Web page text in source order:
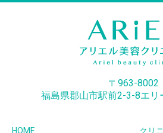
〒963-8002
福島県郡山市駅前2-3-8エリ
HOME クリ